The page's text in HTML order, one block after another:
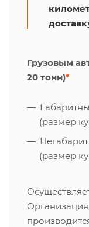
Грузовым
20 тонн)*
(размер
(размер
Организация